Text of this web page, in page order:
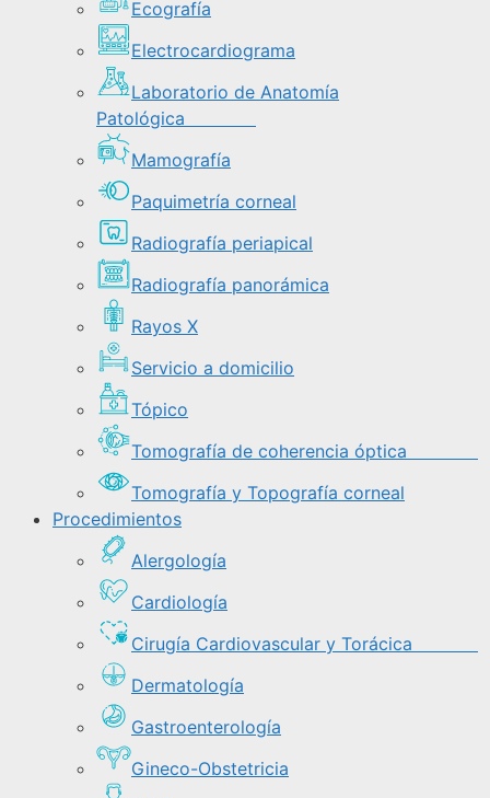
Ecografía
Electrocardiograma
Laboratorio de Anatomía
Patológica
Mamografía
Paquimetría corneal
Radiografía periapical
Radiografía panorámica
Rayos X
Servicio a domicilio
Tópico
Tomografía de coherencia óptica
Tomografía y Topografía corneal
Procedimientos
Alergología
Cardiología
Cirugía Cardiovascular y Torácica
Dermatología
Gastroenterología
Gineco-Obstetricia